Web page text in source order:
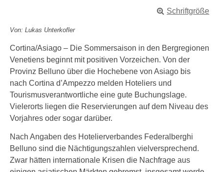
Schriftgröße
Von: Lukas Unterkofler
Cortina/Asiago – Die Sommersaison in den Bergregionen
Venetiens beginnt mit positiven Vorzeichen. Von der
Provinz Belluno über die Hochebene von Asiago bis
nach Cortina d’Ampezzo melden Hoteliers und
Tourismusverantwortliche eine gute Buchungslage.
Vielerorts liegen die Reservierungen auf dem Niveau des
Vorjahres oder sogar darüber.
Nach Angaben des Hotelierverbandes Federalberghi
Belluno sind die Nächtigungszahlen vielversprechend.
Zwar hätten internationale Krisen die Nachfrage aus